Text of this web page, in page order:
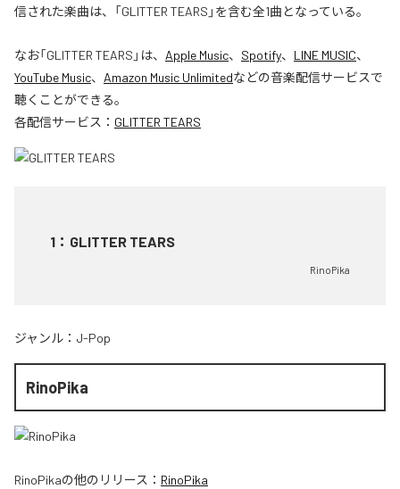
信された楽曲は、「GLITTER TEARS」を含む全1曲となっている。
なお「GLITTER TEARS 」は、 Apple Music、 Spotify、 LINE MUSIC、
YouTube Music、 Amazon Music Unlimitedなどの音楽配信サービスで
聴くことができる。
各配信サービス： GLITTER TEARS
1 ： GLITTER TEARS
RinoPika
ジャンル： J-Pop
RinoPika
RinoPikaの他のリリース： RinoPika